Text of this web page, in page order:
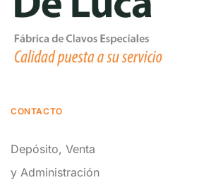
CONTACTO
Depósito, Venta
y Administración